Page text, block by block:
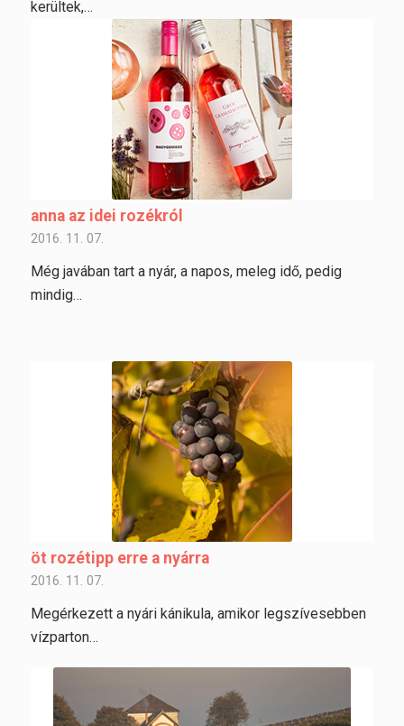
kerültek,…
anna az idei rozékról
2016. 11. 07.
Még javában tart a nyár, a napos, meleg idő, pedig
mindig…
öt rozétipp erre a nyárra
2016. 11. 07.
Megérkezett a nyári kánikula, amikor legszívesebben
vízparton…